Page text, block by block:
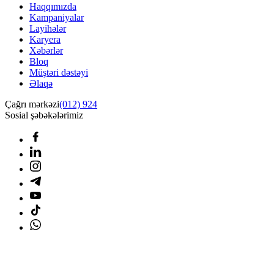
Haqqımızda
Kampaniyalar
Layihələr
Karyera
Xəbərlər
Bloq
Müştəri dəstəyi
Əlaqə
Çağrı mərkəzi(012) 924
Sosial şəbəkələrimiz